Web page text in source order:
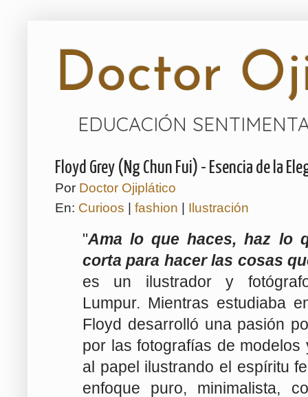
Doctor
EDUCACIÓN
Floyd Grey (Ng Chun Fui) - Esencia de la
Por Doctor Ojiplático
En: Curioos fashion Ilustración
"Ama lo que haces, haz lo
corta para hacer las cosas
es un ilustrador y
Lumpur. Mientras estudiaba
Floyd desarrolló una pasión
por las fotografías de
al papel ilustrando el espíritu
enfoque puro, minimalista,